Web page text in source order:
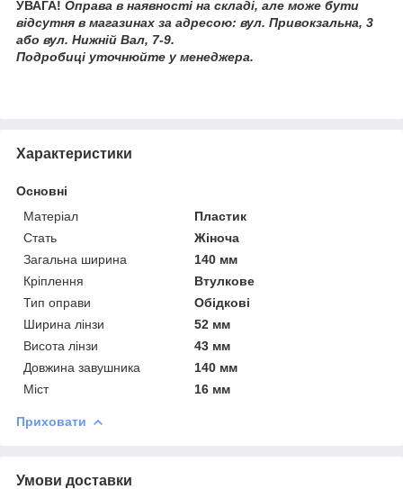
УВАГА! Оправа в наявності на складі, але може бути
відсутня в магазинах за адресою: вул. Привокзальна, 3
або вул. Нижній Вал, 7-9.
Подробиці уточнюйте у менеджера.
Характеристики
Основні
Матеріал
Пластик
Стать
Жіноча
Загальна ширина
140 мм
Кріплення
Втулкове
Тип оправи
Обідкові
Ширина лінзи
52 мм
Висота лінзи
43 мм
Довжина завушника
140 мм
Міст
16 мм
Приховати
Умови доставки